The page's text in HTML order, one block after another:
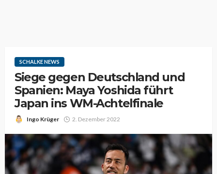
SCHALKE NEWS
Siege gegen Deutschland und
Spanien: Maya Yoshida führt
Japan ins WM-Achtelfinale
Ingo Krüger 2. Dezember 2022